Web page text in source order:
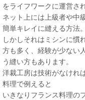
をライフワークに運営さ
ネット上には上級者や中
簡単キレイに縫える方法。
しかしそれはミシンに慣
方も多く、経験が少ない
う縫い方もあります。
洋裁工房は技術がなけれ
料理で例えると
いきなりフランス料理の